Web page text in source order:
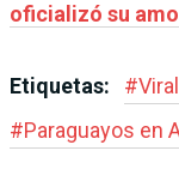
oficializó su
Etiquetas: #
#Paraguayos en